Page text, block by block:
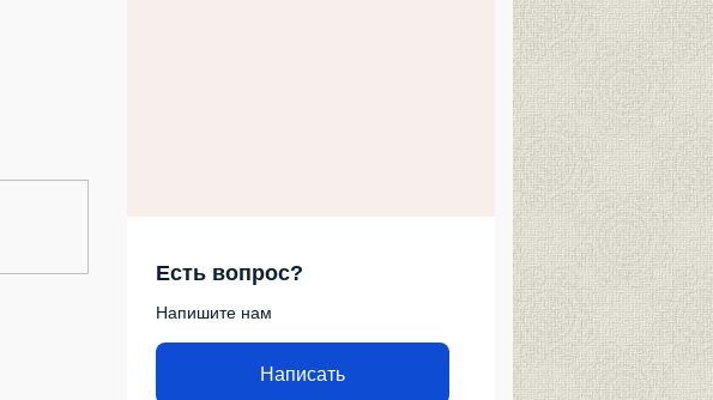
Есть вопрос?
Напишите нам
Написать